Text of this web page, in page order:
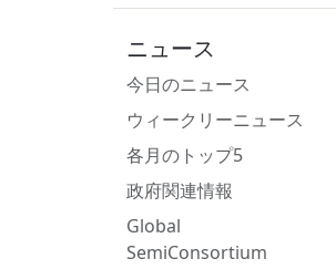
ニュース
今日のニュース
ウィークリーニュース
各月のトップ5
政府関連情報
Global
SemiConsortium